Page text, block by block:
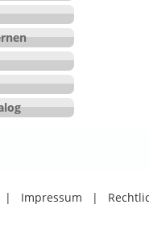
| Impressum |